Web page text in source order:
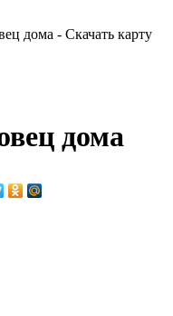
дома - Скачать карту
дома